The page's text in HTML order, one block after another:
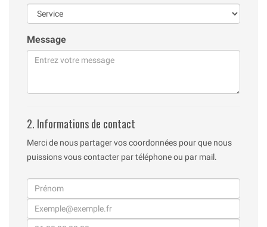
Message
2. Informations de contact
Merci de nous partager vos coordonnées pour que nous
puissions vous contacter par téléphone ou par mail.